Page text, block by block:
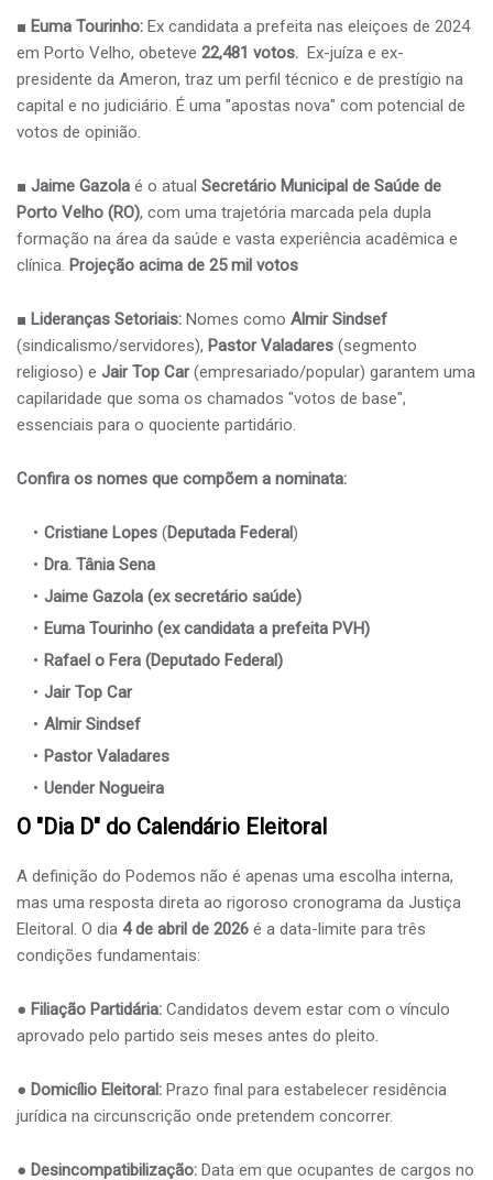
■ Euma Tourinho: Ex candidata a prefeita nas eleiçoes de 2024
em Porto Velho, obeteve 22,481 votos. Ex-juíza e ex-
presidente da Ameron, traz um perfil técnico e de prestígio na
capital e no judiciário. É uma "apostas nova" com potencial de
votos de opinião.
■ Jaime Gazola é o atual Secretário Municipal de Saúde de
Porto Velho (RO), com uma trajetória marcada pela dupla
formação na área da saúde e vasta experiência acadêmica e
clínica. Projeção acima de 25 mil votos
■ ​ Lideranças Setoriais: Nomes como Almir Sindsef
(sindicalismo/servidores), Pastor Valadares (segmento
religioso) e Jair Top Car(empresariado/popular) garantem uma
capilaridade que soma os chamados "votos de base",
essenciais para o quociente partidário.
Confira os nomes que compõem a nominata:
Cristiane Lopes (Deputada Federal)
Dra. Tânia Sena
Jaime Gazola (ex secretário saúde)
Euma Tourinho (ex candidata a prefeita PVH)
Rafael o Fera (Deputado Federal)
Jair Top Car
Almir Sindsef
Pastor Valadares
Uender Nogueira
​O "Dia D" do Calendário Eleitoral
​A definição do Podemos não é apenas uma escolha interna,
mas uma resposta direta ao rigoroso cronograma da Justiça
Eleitoral. O dia 4 de abril de 2026 é a data-limite para três
condições fundamentais:
● ​ Filiação Partidária: Candidatos devem estar com o vínculo
aprovado pelo partido seis meses antes do pleito.
● Domicílio Eleitoral: Prazo final para estabelecer residência
jurídica na circunscrição onde pretendem concorrer.
● ​ Desincompatibilização: Data em que ocupantes de cargos no